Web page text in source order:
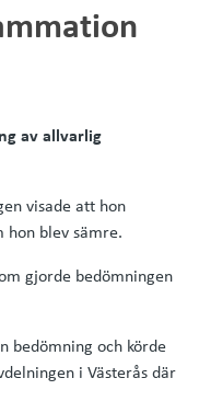
av allvarlig
visade att hon
blev sämre.
gjorde bedömningen
bedömning och körde
i Västerås där